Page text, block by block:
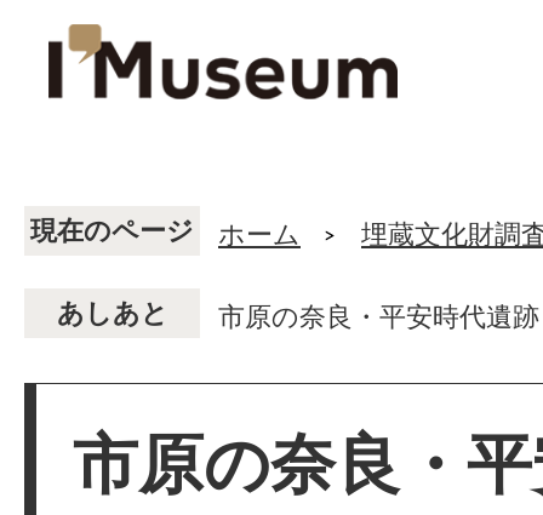
現在のページ ホーム 埋蔵文化財調
あしあと 市原の奈良・平安時代遺
市原の奈良・